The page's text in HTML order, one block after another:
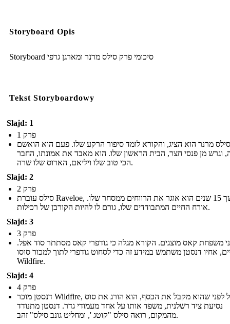
Storyboard Opis
Storyboard סיכומי פרק סילס מרנר ומארגן גרפי
Tekst Storyboardowy
Slajd: 1
פרק 1
סילס מרנר הוא הציג, והקורא לומד סיפור הרקע שלו. פעם הוא הואשם
וגרש מן פנסי חצר, הבית הראשון שלו. הוא מאבד את אמונתו, החבר
הכי טוב שלו ויליאם, הארוס שלו שרה.
Slajd: 2
פרק 2
סילס עוברת Raveloe, ובמשך 15 שנים הוא אוגר את הרווחים ממסחר שלו.
אורח החיים המתבודדים שלו, גורם לו להיות הקורבן של רכילות.
Slajd: 3
פרק 3
משפחת קאס מוצגים. הקורא מגלה כי גודפרי קאס מסתתר סוד אפל.
אחיו דנסטן משתמש במידע זה כדי לסחוט גודפרי לתוך למכור סוסו,
Wildfire.
Slajd: 4
פרק 4
דנסטן מוכר Wildfire, אבל לפני שהוא מקבל את הכסף, הוא הורג את סוס
נסיעת ציד רשלנית, משפד אותו על אחד מעמודי גדר. דנסטן מתנודד
מהמקום, רואה סילס "קוטג ', ומחליט גונב סילס" זהב.